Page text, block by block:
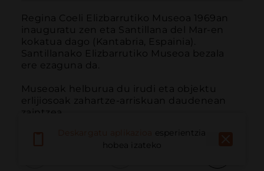
Regina Coeli Elizbarrutiko Museoa 1969an
inauguratu zen eta Santillana del Mar-en
kokatua dago (Kantabria, Espainia).
Santillanako Elizbarrutiko Museoa bezala
ere ezaguna da.
Museoak helburua du irudi eta objektu
erlijiosoak zahartze-arriskuan daudenean
zaintzea.
esperientzia
hobea izateko